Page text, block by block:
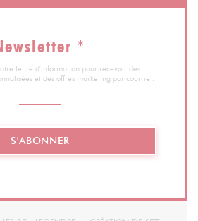
*
lettre d'information pour recevoir des
et des offres marketing par courriel.
S'ABONNER